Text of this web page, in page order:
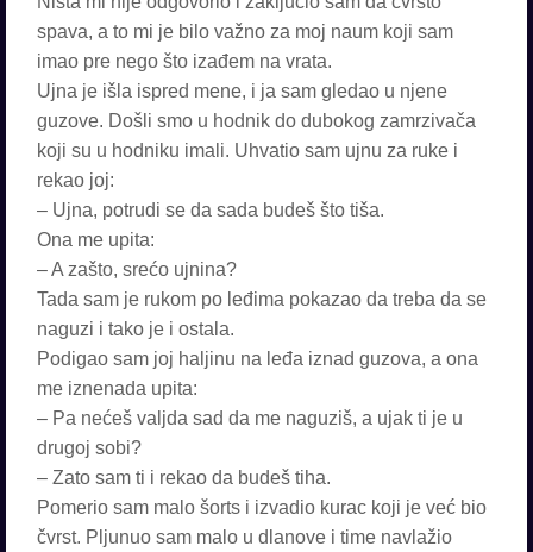
spava, a to mi je bilo važno za moj naum koji sam
imao pre nego što izađem na vrata.
Ujna je išla ispred mene, i ja sam gledao u njene
guzove. Došli smo u hodnik do dubokog zamrzivača
koji su u hodniku imali. Uhvatio sam ujnu za ruke i
rekao joj:
– Ujna, potrudi se da sada budeš što tiša.
Ona me upita:
– A zašto, srećo ujnina?
Tada sam je rukom po leđima pokazao da treba da se
naguzi i tako je i ostala.
Podigao sam joj haljinu na leđa iznad guzova, a ona
me iznenada upita:
– Pa nećeš valjda sad da me naguziš, a ujak ti je u
drugoj sobi?
– Zato sam ti i rekao da budeš tiha.
Pomerio sam malo šorts i izvadio kurac koji je već bio
čvrst. Pljunuo sam malo u dlanove i time navlažio